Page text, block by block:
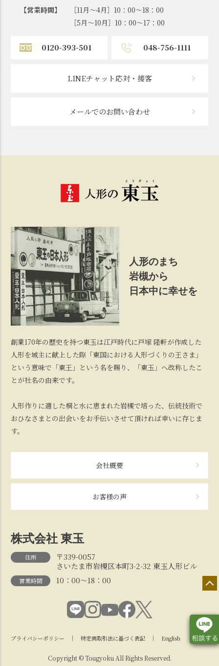
【営業時間】
［11月～4月］10：00～18：00
［5月～10月］10：00～17：00
0120-393-501 048-756-1111
LINEチャット応対・接客
メールでのお問い合わせ
人形のまち
岩槻から
日本中に幸せを
創業170年の歴史を持つ東玉は江戸時代に戸塚 隆軒が作成した
人形を城主に献上した際「東国における人形づくりの王さま」
という意味で「東王」という名を賜り、「東玉」へ改称したこ
とが社名の由来です。
人形作りに適した桐と水に恵まれた岩槻で培った、伝統技術で
おひなさまとの出会いをお手伝いさせて頂ければ幸いに存じま
す。
会社概要
お客様の声
株式会社 東玉
住所
〒339-0057
さいたま市岩槻区本町3-2-32 東玉人形ビル
営業時間 10：00～18：00
プライバシーポリシー ｜特定商取引法に基づく表記 ｜ English
Copyright © Tougyoku All Rights Reserved.